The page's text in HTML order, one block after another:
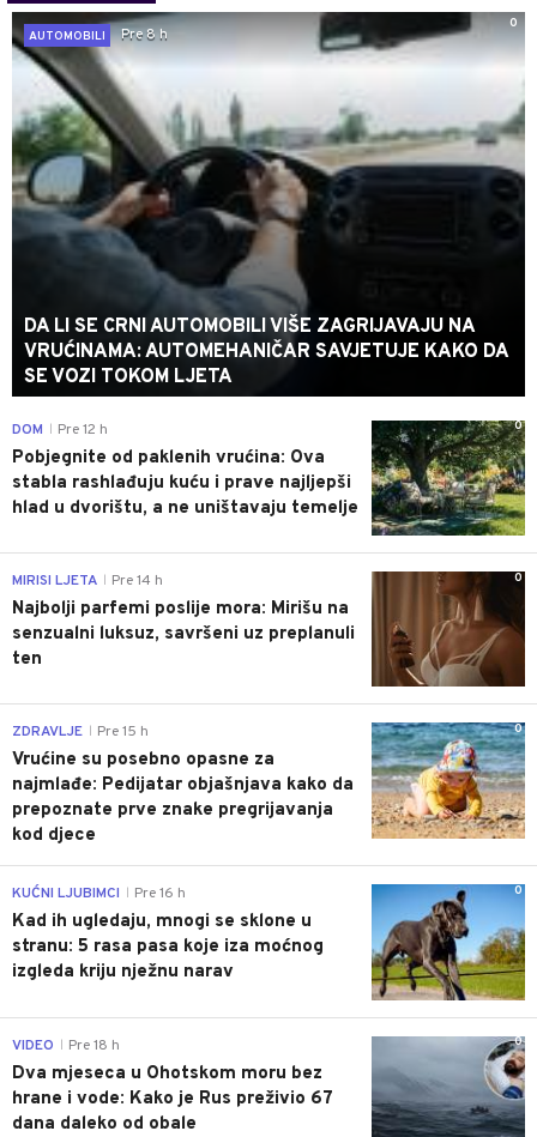
0
AUTOMOBILI
Pre 8 h
DA LI SE CRNI AUTOMOBILI VIŠE ZAGRIJAVAJU NA
VRUĆINAMA: AUTOMEHANIČAR SAVJETUJE KAKO DA
SE VOZI TOKOM LJETA
0
DOM Pre 12 h
Pobjegnite od paklenih vrućina: Ova
stabla rashlađuju kuću i prave najljepši
hlad u dvorištu, a ne uništavaju temelje
0
MIRISI LJETA Pre 14 h
Najbolji parfemi poslije mora: Mirišu na
senzualni luksuz, savršeni uz preplanuli
ten
0
ZDRAVLJE Pre 15 h
Vrućine su posebno opasne za
najmlađe: Pedijatar objašnjava kako da
prepoznate prve znake pregrijavanja
kod djece
0
KUĆNI LJUBIMCI Pre 16 h
Kad ih ugledaju, mnogi se sklone u
stranu: 5 rasa pasa koje iza moćnog
izgleda kriju nježnu narav
0
VIDEO Pre 18 h
Dva mjeseca u Ohotskom moru bez
hrane i vode: Kako je Rus preživio 67
dana daleko od obale